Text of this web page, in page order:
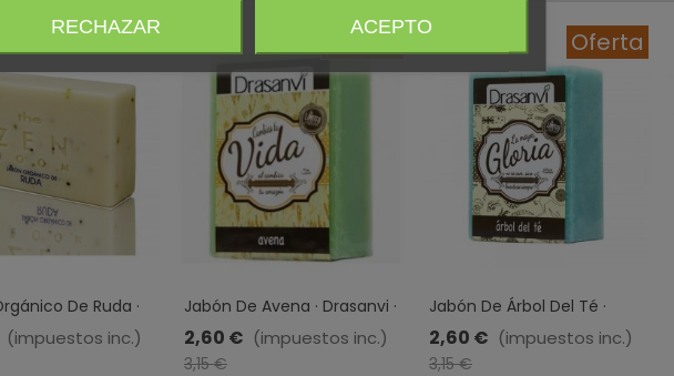
De Ruda ·
· Radhe
Gr
(impuestos inc.)
Oferta
Jabón De Avena · Drasanvi ·
100 Gr
2,60 € (impuestos inc.)
3,15 €
Oferta
Jabón De Árbol Del Té ·
Drasanvi · 100 Gr
2,60 € (impuestos inc.)
3,15 €
RECHAZAR ACEPTO